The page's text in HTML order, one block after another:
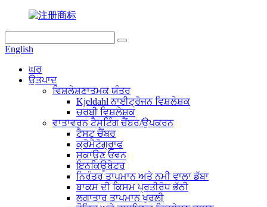
English
ਘਰ
ਉਤਪਾਦ
ਵਿਸ਼ਲੇਸ਼ਣਾਤਮਕ ਯੰਤਰ
Kjeldahl ਨਾਈਟ੍ਰੋਜਨ ਵਿਸ਼ਲੇਸ਼ਕ
ਚਰਬੀ ਵਿਸ਼ਲੇਸ਼ਕ
ਵਾਤਾਵਰਨ ਟੈਸਟਿੰਗ ਚੈਂਬਰ/ਉਪਕਰਨ
ਟੈਸਟ ਚੈਂਬਰ
ਕ੍ਰੋਮੈਟੋਗ੍ਰਾਫ
ਸੁਕਾਉਣ ਓਵਨ
ਇਨਕਿਊਬੇਟਰ
ਨਿਰੰਤਰ ਤਾਪਮਾਨ ਅਤੇ ਨਮੀ ਵਾਲਾ ਡੱਬਾ
ਬਾਕਸ ਦੀ ਕਿਸਮ ਪ੍ਰਤੀਰੋਧ ਭੱਠੀ
ਲਗਾਤਾਰ ਤਾਪਮਾਨ ਖੁਰਲੀ